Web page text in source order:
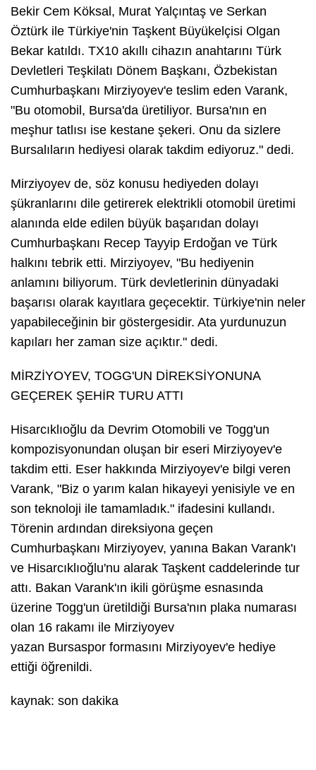
Bekir Cem Köksal, Murat Yalçıntaş ve Serkan
Öztürk ile Türkiye'nin Taşkent Büyükelçisi Olgan
Bekar katıldı. TX10 akıllı cihazın anahtarını Türk
Devletleri Teşkilatı Dönem Başkanı, Özbekistan
Cumhurbaşkanı Mirziyoyev'e teslim eden Varank,
"Bu otomobil, Bursa'da üretiliyor. Bursa'nın en
meşhur tatlısı ise kestane şekeri. Onu da sizlere
Bursalıların hediyesi olarak takdim ediyoruz." dedi.
Mirziyoyev de, söz konusu hediyeden dolayı
şükranlarını dile getirerek elektrikli otomobil üretimi
alanında elde edilen büyük başarıdan dolayı
Cumhurbaşkanı Recep Tayyip Erdoğan ve Türk
halkını tebrik etti. Mirziyoyev, "Bu hediyenin
anlamını biliyorum. Türk devletlerinin dünyadaki
başarısı olarak kayıtlara geçecektir. Türkiye'nin neler
yapabileceğinin bir göstergesidir. Ata yurdunuzun
kapıları her zaman size açıktır." dedi.
MİRZİYOYEV, TOGG'UN DİREKSİYONUNA
GEÇEREK ŞEHİR TURU ATTI
Hisarcıklıoğlu da Devrim Otomobili ve Togg'un
kompozisyonundan oluşan bir eseri Mirziyoyev'e
takdim etti. Eser hakkında Mirziyoyev'e bilgi veren
Varank, "Biz o yarım kalan hikayeyi yenisiyle ve en
son teknoloji ile tamamladık." ifadesini kullandı.
Törenin ardından direksiyona geçen
Cumhurbaşkanı Mirziyoyev, yanına Bakan Varank'ı
ve Hisarcıklıoğlu'nu alarak Taşkent caddelerinde tur
attı. Bakan Varank'ın ikili görüşme esnasında
üzerine Togg'un üretildiği Bursa'nın plaka numarası
olan 16 rakamı ile Mirziyoyev
yazan Bursaspor formasını Mirziyoyev'e hediye
ettiği öğrenildi.
kaynak: son dakika